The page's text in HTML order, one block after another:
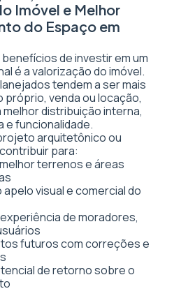
Imóvel e Melhor
do Espaço em
de investir em um
é a valorização do imóvel.
tendem a ser mais
venda ou locação,
distribuição interna,
funcionalidade.
arquitetônico ou
para:
terrenos e áreas
visual e comercial do
de moradores,
futuros com correções e
de retorno sobre o